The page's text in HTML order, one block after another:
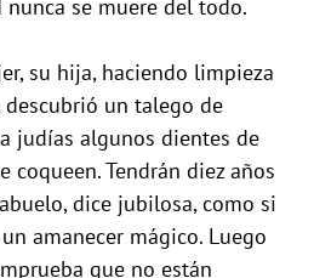
se muere del todo.
su hija, haciendo limpieza
un talego de
judías algunos dientes de
coqueen. Tendrán diez años
dice jubilosa, como si
amanecer mágico. Luego
que no están